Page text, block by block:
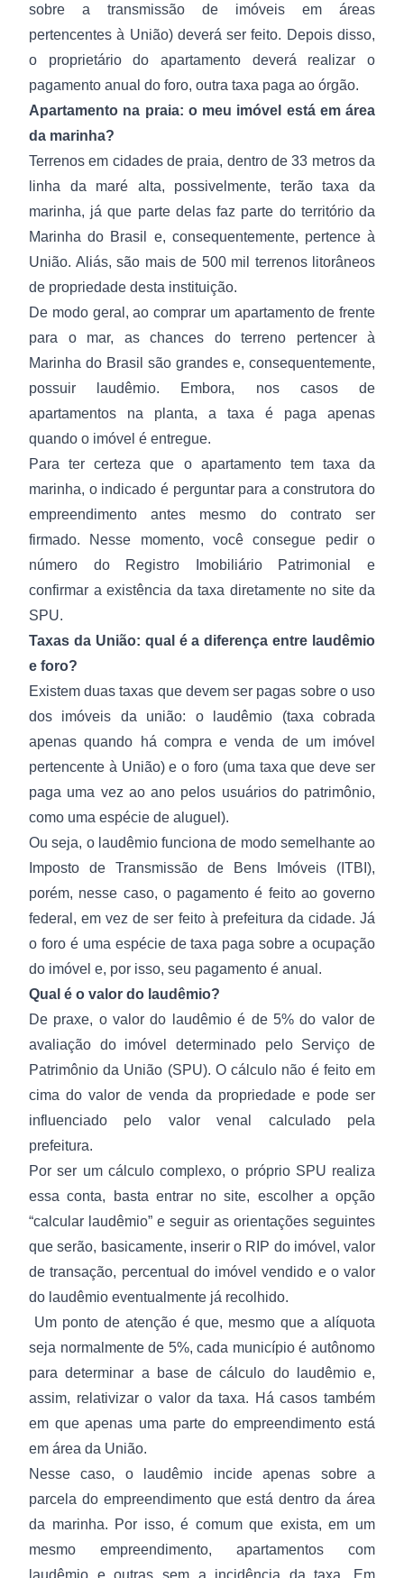
sobre a transmissão de imóveis em áreas
pertencentes à União) deverá ser feito. Depois disso,
o proprietário do apartamento deverá realizar o
pagamento anual do foro, outra taxa paga ao órgão.
Apartamento na praia: o meu imóvel está em área
da marinha?
Terrenos em cidades de praia, dentro de 33 metros da
linha da maré alta, possivelmente, terão taxa da
marinha, já que parte delas faz parte do território da
Marinha do Brasil e, consequentemente, pertence à
União. Aliás, são mais de 500 mil terrenos litorâneos
de propriedade desta instituição.
De modo geral, ao comprar um apartamento de frente
para o mar, as chances do terreno pertencer à
Marinha do Brasil são grandes e, consequentemente,
possuir laudêmio. Embora, nos casos de
apartamentos na planta, a taxa é paga apenas
quando o imóvel é entregue.
Para ter certeza que o apartamento tem taxa da
marinha, o indicado é perguntar para a construtora do
empreendimento antes mesmo do contrato ser
firmado. Nesse momento, você consegue pedir o
número do Registro Imobiliário Patrimonial e
confirmar a existência da taxa diretamente no site da
SPU.
Taxas da União: qual é a diferença entre laudêmio
e foro?
Existem duas taxas que devem ser pagas sobre o uso
dos imóveis da união: o laudêmio (taxa cobrada
apenas quando há compra e venda de um imóvel
pertencente à União) e o foro (uma taxa que deve ser
paga uma vez ao ano pelos usuários do patrimônio,
como uma espécie de aluguel).
Ou seja, o laudêmio funciona de modo semelhante ao
Imposto de Transmissão de Bens Imóveis ( ITBI ),
porém, nesse caso, o pagamento é feito ao governo
federal, em vez de ser feito à prefeitura da cidade. Já
o foro é uma espécie de taxa paga sobre a ocupação
do imóvel e, por isso, seu pagamento é anual.
Qual é o valor do laudêmio?
De praxe, o valor do laudêmio é de 5% do valor de
avaliação do imóvel determinado pelo Serviço de
Patrimônio da União (SPU). O cálculo não é feito em
cima do valor de venda da propriedade e pode ser
influenciado pelo valor venal calculado pela
prefeitura.
Por ser um cálculo complexo, o próprio SPU realiza
essa conta, basta entrar no site, escolher a opção
“calcular laudêmio” e seguir as orientações seguintes
que serão, basicamente, inserir o RIP do imóvel, valor
de transação, percentual do imóvel vendido e o valor
do laudêmio eventualmente já recolhido.
Um ponto de atenção é que, mesmo que a alíquota
seja normalmente de 5%, cada município é autônomo
para determinar a base de cálculo do laudêmio e,
assim, relativizar o valor da taxa. Há casos também
em que apenas uma parte do empreendimento está
em área da União.
Nesse caso, o laudêmio incide apenas sobre a
parcela do empreendimento que está dentro da área
da marinha. Por isso, é comum que exista, em um
mesmo empreendimento, apartamentos com
laudêmio e outras sem a incidência da taxa. Em